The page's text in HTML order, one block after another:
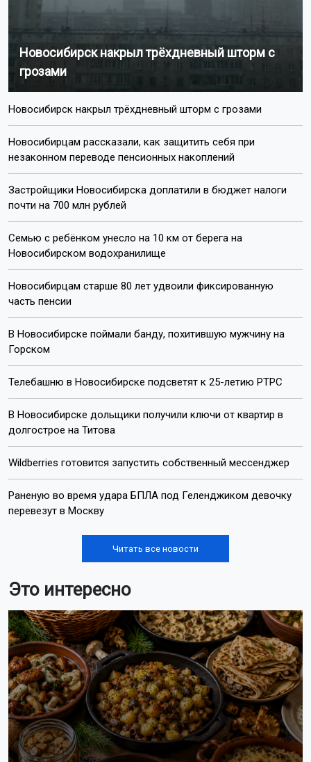
Новосибирск накрыл трёхдневный шторм с
грозами
Новосибирск накрыл трёхдневный шторм с грозами
Новосибирцам рассказали, как защитить себя при
незаконном переводе пенсионных накоплений
Застройщики Новосибирска доплатили в бюджет налоги
почти на 700 млн рублей
Семью с ребёнком унесло на 10 км от берега на
Новосибирском водохранилище
Новосибирцам старше 80 лет удвоили фиксированную
часть пенсии
В Новосибирске поймали банду, похитившую мужчину на
Горском
Телебашню в Новосибирске подсветят к 25-летию РТРС
В Новосибирске дольщики получили ключи от квартир в
долгострое на Титова
Wildberries готовится запустить собственный мессенджер
Раненую во время удара БПЛА под Геленджиком девочку
перевезут в Москву
Читать все новости
Это интересно